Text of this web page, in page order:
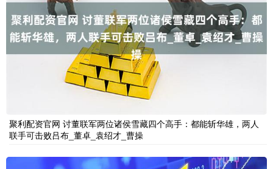
聚利配资官网 讨董联军两位诸侯雪藏四个高手：都能斩华雄，两人
联手可击败吕布_董卓_袁绍才_曹操